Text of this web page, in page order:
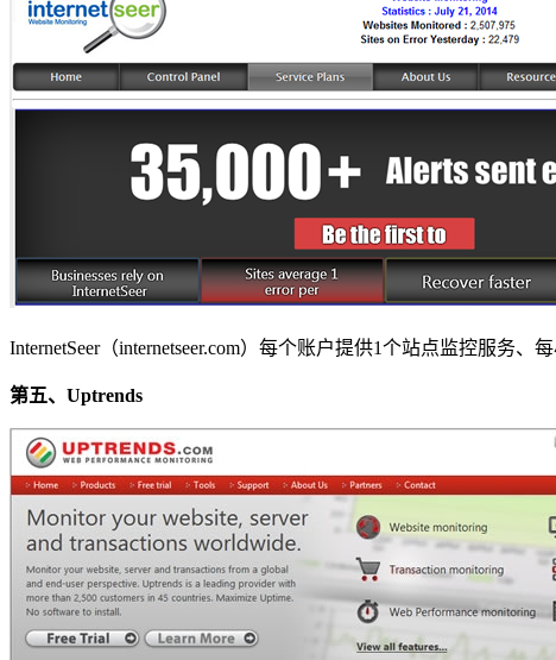
InternetSeer（internetseer.com）每个账户提供1个站点监控服务
第五、Uptrends